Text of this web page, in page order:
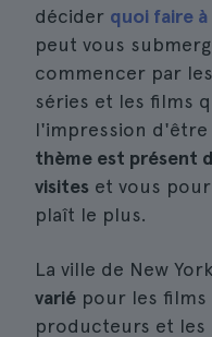
décider quoi faire
peut vous
commencer par
séries et les films
l'impression d'être
thème est présent
visites et vous
plaît le plus.
La ville de New
varié pour les films
producteurs et les